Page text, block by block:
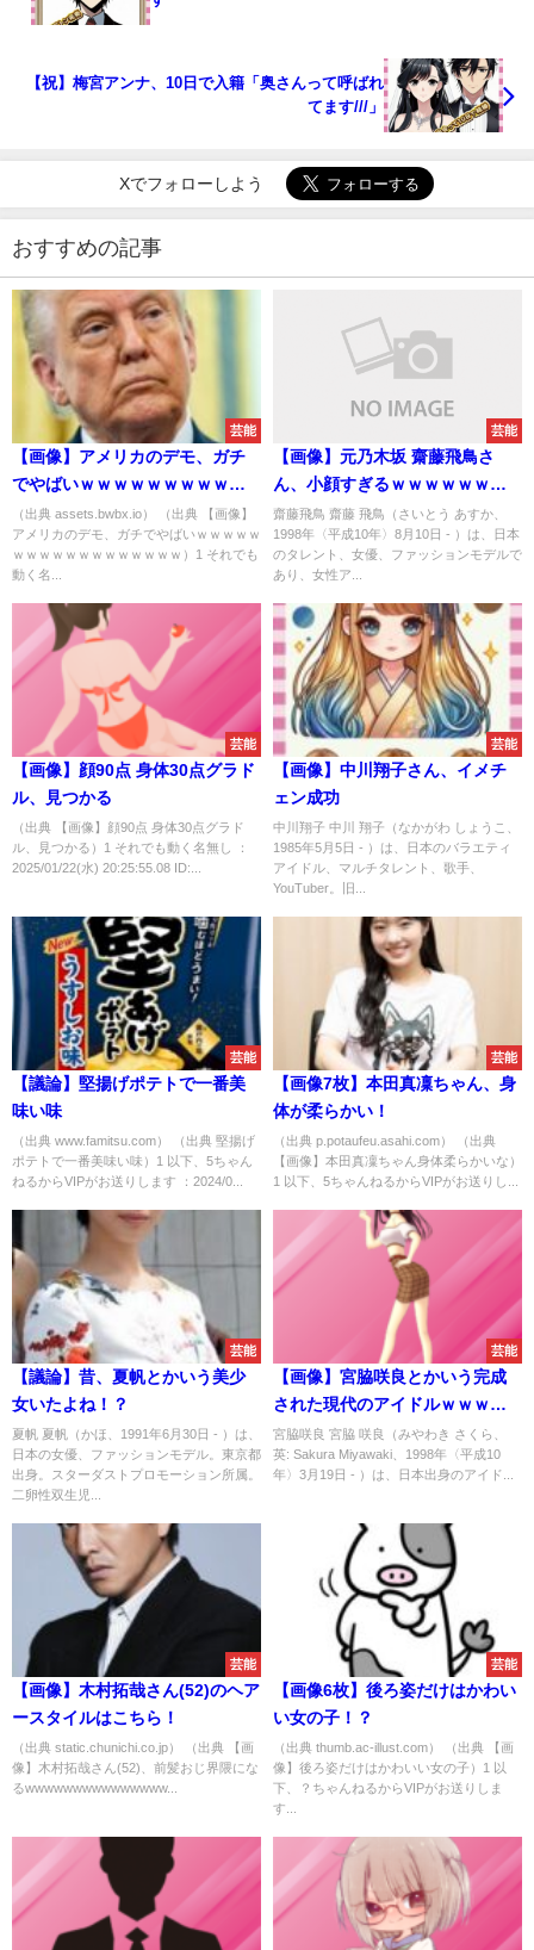
【祝】梅宮アンナ、10日で入籍「奥さんって呼ばれ
てます///」
Xでフォローしよう
おすすめの記事
芸能
【画像】アメリカのデモ、ガチ
でやばいｗｗｗｗｗｗｗｗｗｗ
ｗｗｗｗｗｗｗｗ
（出典 assets.bwbx.io） （出典 【画像】
アメリカのデモ、ガチでやばいｗｗｗｗｗ
ｗｗｗｗｗｗｗｗｗｗｗｗｗ）1 それでも
動く名...
芸能
【画像】元乃木坂 齋藤飛鳥さ
ん、小顔すぎるｗｗｗｗｗｗｗ
ｗｗｗｗｗ
齋藤飛鳥 齋藤 飛鳥（さいとう あすか、
1998年〈平成10年〉8月10日 - ）は、日本
のタレント、女優、ファッションモデルで
あり、女性ア...
芸能
【画像】顔90点 身体30点グラド
ル、見つかる
（出典 【画像】顔90点 身体30点グラド
ル、見つかる）1 それでも動く名無し ：
2025/01/22(水) 20:25:55.08 ID:...
芸能
【画像】中川翔子さん、イメチ
ェン成功
中川翔子 中川 翔子（なかがわ しょうこ、
1985年5月5日 - ）は、日本のバラエティ
アイドル、マルチタレント、歌手、
YouTuber。旧...
芸能
【議論】堅揚げポテトで一番美
味い味
（出典 www.famitsu.com） （出典 堅揚げ
ポテトで一番美味い味）1 以下、5ちゃん
ねるからVIPがお送りします ：2024/0...
芸能
【画像7枚】本田真凜ちゃん、身
体が柔らかい！
（出典 p.potaufeu.asahi.com） （出典
【画像】本田真凜ちゃん身体柔らかいな）
1 以下、5ちゃんねるからVIPがお送りし...
芸能
【議論】昔、夏帆とかいう美少
女いたよね！？
夏帆 夏帆（かほ、1991年6月30日 - ）は、
日本の女優、ファッションモデル。東京都
出身。スターダストプロモーション所属。
二卵性双生児...
芸能
【画像】宮脇咲良とかいう完成
された現代のアイドルｗｗｗｗ
ｗｗｗｗｗｗｗｗｗｗｗｗｗｗ
ｗｗｗ
宮脇咲良 宮脇 咲良（みやわき さくら、
英: Sakura Miyawaki、1998年〈平成10
年〉3月19日 - ）は、日本出身のアイド...
芸能
【画像】木村拓哉さん(52)のヘア
ースタイルはこちら！
（出典 static.chunichi.co.jp） （出典 【画
像】木村拓哉さん(52)、前髪おじ界隈にな
るwwwwwwwwwwwwwww...
芸能
【画像6枚】後ろ姿だけはかわい
い女の子！？
（出典 thumb.ac-illust.com） （出典 【画
像】後ろ姿だけはかわいい女の子）1 以
下、？ちゃんねるからVIPがお送りしま
す...